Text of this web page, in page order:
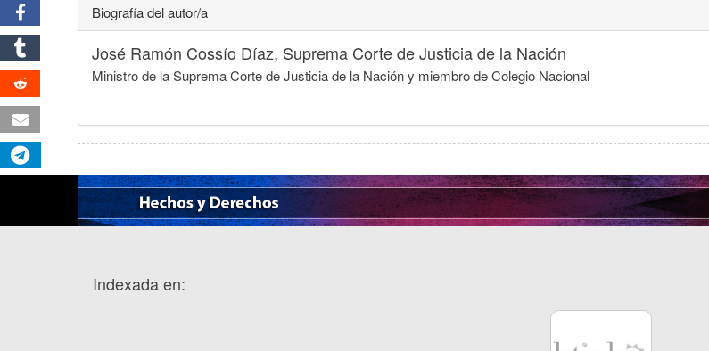
Biografía del autor/a
José Ramón Cossío Díaz, Suprema Corte de Justicia de la Nación
Ministro de la Suprema Corte de Justicia de la Nación y miembro de Colegio Nacional
Indexada en: